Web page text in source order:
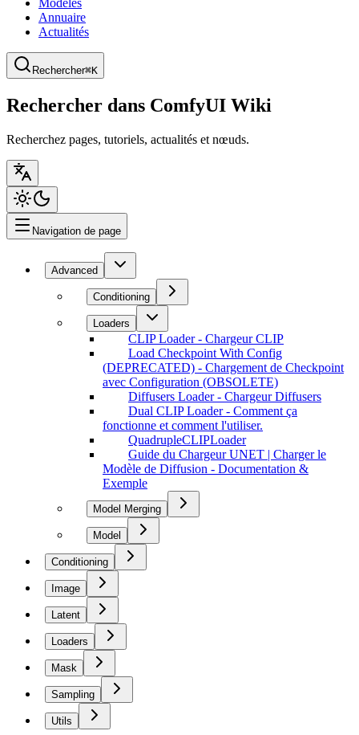
Modèles
Annuaire
Actualités
Rechercher⌘K
Rechercher dans ComfyUI Wiki
Recherchez pages, tutoriels, actualités et nœuds.
Navigation de page
Advanced
Conditioning
Loaders
CLIP Loader - Chargeur CLIP
Load Checkpoint With Config
(DEPRECATED) - Chargement de Checkpoint
avec Configuration (OBSOLETE)
Diffusers Loader - Chargeur Diffusers
Dual CLIP Loader - Comment ça
fonctionne et comment l'utiliser.
QuadrupleCLIPLoader
Guide du Chargeur UNET | Charger le
Modèle de Diffusion - Documentation &
Exemple
Model Merging
Model
Conditioning
Image
Latent
Loaders
Mask
Sampling
Utils